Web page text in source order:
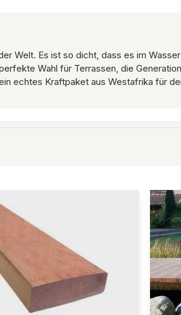
Welt. Es ist so dicht, dass es im
Wahl für Terrassen, die
echtes Kraftpaket aus Westafrika für